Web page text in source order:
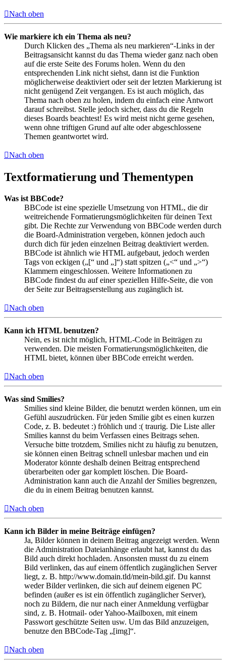
Nach oben
Wie markiere ich ein Thema als neu?
Durch Klicken des „Thema als neu markieren“-Links in der
Beitragsansicht kannst du das Thema wieder ganz nach oben
auf die erste Seite des Forums holen. Wenn du den
entsprechenden Link nicht siehst, dann ist die Funktion
möglicherweise deaktiviert oder seit der letzten Markierung ist
nicht genügend Zeit vergangen. Es ist auch möglich, das
Thema nach oben zu holen, indem du einfach eine Antwort
darauf schreibst. Stelle jedoch sicher, dass du die Regeln
dieses Boards beachtest! Es wird meist nicht gerne gesehen,
wenn ohne triftigen Grund auf alte oder abgeschlossene
Themen geantwortet wird.
Nach oben
Textformatierung und Thementypen
Was ist BBCode?
BBCode ist eine spezielle Umsetzung von HTML, die dir
weitreichende Formatierungsmöglichkeiten für deinen Text
gibt. Die Rechte zur Verwendung von BBCode werden durch
die Board-Administration vergeben, können jedoch auch
durch dich für jeden einzelnen Beitrag deaktiviert werden.
BBCode ist ähnlich wie HTML aufgebaut, jedoch werden
Tags von eckigen („[“ und „]“) statt spitzen („<“ und „>“)
Klammern eingeschlossen. Weitere Informationen zu
BBCode findest du auf einer speziellen Hilfe-Seite, die von
der Seite zur Beitragserstellung aus zugänglich ist.
Nach oben
Kann ich HTML benutzen?
Nein, es ist nicht möglich, HTML-Code in Beiträgen zu
verwenden. Die meisten Formatierungsmöglichkeiten, die
HTML bietet, können über BBCode erreicht werden.
Nach oben
Was sind Smilies?
Smilies sind kleine Bilder, die benutzt werden können, um ein
Gefühl auszudrücken. Für jeden Smilie gibt es einen kurzen
Code, z. B. bedeutet :) fröhlich und :( traurig. Die Liste aller
Smilies kannst du beim Verfassen eines Beitrags sehen.
Versuche bitte trotzdem, Smilies nicht zu häufig zu benutzen,
sie können einen Beitrag schnell unlesbar machen und ein
Moderator könnte deshalb deinen Beitrag entsprechend
überarbeiten oder gar komplett löschen. Die Board-
Administration kann auch die Anzahl der Smilies begrenzen,
die du in einem Beitrag benutzen kannst.
Nach oben
Kann ich Bilder in meine Beiträge einfügen?
Ja, Bilder können in deinem Beitrag angezeigt werden. Wenn
die Administration Dateianhänge erlaubt hat, kannst du das
Bild auch direkt hochladen. Ansonsten musst du zu einem
Bild verlinken, das auf einem öffentlich zugänglichen Server
liegt, z. B. http://www.domain.tld/mein-bild.gif. Du kannst
weder Bilder verlinken, die sich auf deinem eigenen PC
befinden (außer es ist ein öffentlich zugänglicher Server),
noch zu Bildern, die nur nach einer Anmeldung verfügbar
sind, z. B. Hotmail- oder Yahoo-Mailboxen, mit einem
Passwort geschützte Seiten usw. Um das Bild anzuzeigen,
benutze den BBCode-Tag „[img]“.
Nach oben